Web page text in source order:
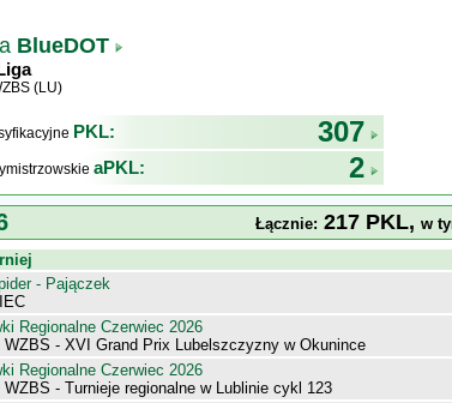
BlueDOT
(LU)
PKL: 307
aPKL: 2
Łącznie: 217 PKL, w
- Pajączek
Regionalne Czerwiec 2026
WZBS - XVI Grand Prix Lubelszczyzny w Okunince
Regionalne Czerwiec 2026
WZBS - Turnieje regionalne w Lublinie cykl 123